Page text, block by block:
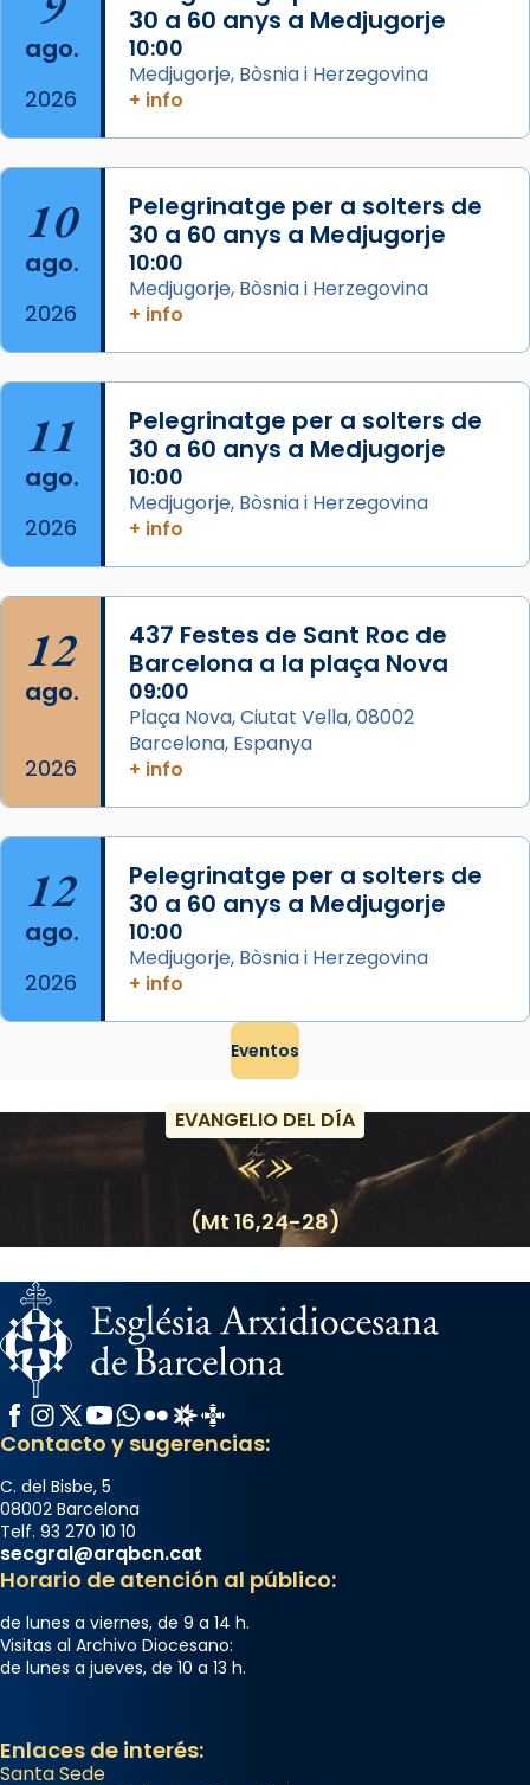
Josep Omella, ha presidit la missa i l’ha
concelebrat el bisbe auxiliar de Barcelona,
Mons. David Abadías.
📸 Dr. G. Simón
Foto
Arquebisbat de Barcelona
2 weeks ago
Memòria de les santes Juliana i
Acompanyant la història de sant Cugat, a
partir de l’Edat Mitjana sorgeix la tradició
que les santes Juliana (“relatiu a Júlia”) i
Semproniana (“relatiu a Semprònia =
eterna”) són deixebles seves. I l’any 1667, el
frare Joan Gaspar Roig, afirma en una obra
que les santes són filles de l’antiga Iluro.
Mataró en reivindicarà les relíq
Foto
View on Facebook · Share
ago.
2026
30 a 60 anys a Medjugorje
10:00
Medjugorje, Bòsnia i Herzegovina
+ info
10
ago.
2026
Pelegrinatge per a solters de
30 a 60 anys a Medjugorje
10:00
Medjugorje, Bòsnia i Herzegovina
+ info
11
ago.
2026
Pelegrinatge per a solters de
30 a 60 anys a Medjugorje
10:00
Medjugorje, Bòsnia i Herzegovina
+ info
12
ago.
2026
437 Festes de Sant Roc de
Barcelona a la plaça Nova
09:00
Plaça Nova, Ciutat Vella, 08002
Barcelona, Espanya
+ info
12
ago.
2026
Pelegrinatge per a solters de
30 a 60 anys a Medjugorje
10:00
Medjugorje, Bòsnia i Herzegovina
+ info
Eventos
EVANGELIO DEL DÍA
(Mt 16,24-28)
Facebook
Instagram
X / Twitter
YouTube
WhatsApp
FlickrRadio Estel
Catalunya Cristiana
Contacto y sugerencias:
C. del Bisbe, 5
08002 Barcelona
Telf. 93 270 10 10
secgral@arqbcn.cat
Horario de atención al público:
de lunes a viernes, de 9 a 14 h.
Visitas al Archivo Diocesano:
de lunes a jueves, de 10 a 13 h.
Enlaces de interés:
Santa Sede